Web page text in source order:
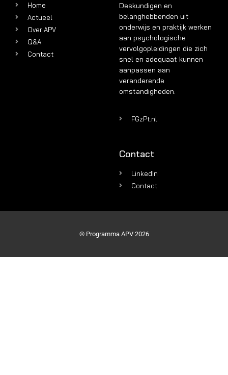
Home
Actueel
Over APV
Q&A
Contact
Deskundigen en
belanghebbenden uit
onderwijs en praktijk werken
aan psychologische
vervolgopleidingen die zich
snel en adequaat kunnen
aanpassen aan
veranderende
omstandigheden.
FGzPt.nl
Contact
LinkedIn
Contact
© Programma APV 2026